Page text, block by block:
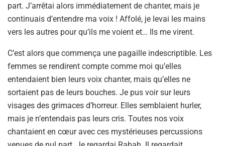
part. J’arrêtai alors immédiatement de chanter, mais je
continuais d’entendre ma voix ! Affolé, je levai les mains
vers les autres pour qu’ils me voient et… Ils me virent.
C’est alors que commença une pagaille indescriptible. Les
femmes se rendirent compte comme moi qu’elles
entendaient bien leurs voix chanter, mais qu’elles ne
sortaient pas de leurs bouches. Je pus voir sur leurs
visages des grimaces d’horreur. Elles semblaient hurler,
mais je n’entendais pas leurs cris. Toutes nos voix
chantaient en cœur avec ces mystérieuses percussions